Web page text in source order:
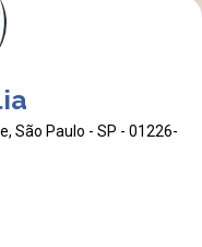
São Paulo - SP - 01226-